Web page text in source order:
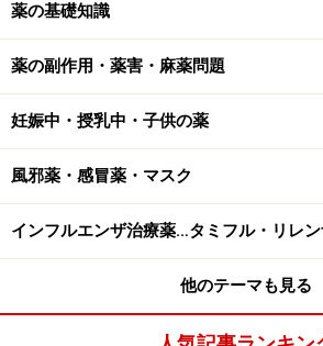
胞壁を破壊し、細菌を殺す薬です
物）の細胞には存在しませんので、
の毒性が低いのが特徴です。
セトシン、サワシリンなど）、セフ
クロル（ケフラール）、セフカペン
セフジトレン（メイアクトMS）、
ン）など。
薬の基礎知識
薬の副作用・薬害・麻薬問題
妊娠中・授乳中・子供の薬
風邪薬・感冒薬・マスク
インフルエンザ治療薬…タミフル・リレ
他のテーマも見る